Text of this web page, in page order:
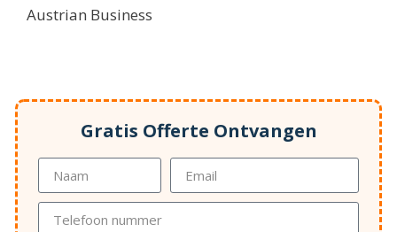
Austrian Business
Gratis Offerte Ontvangen